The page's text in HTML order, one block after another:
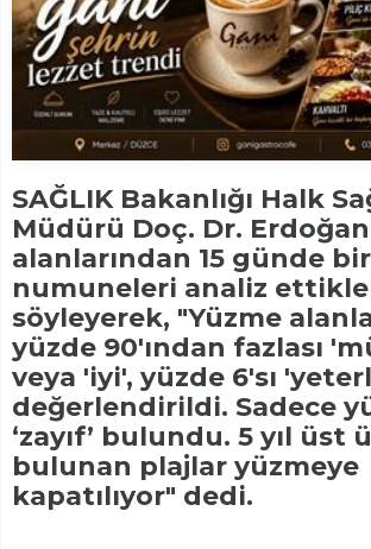
SAĞLIK Bakanlığı Halk
Müdürü Doç. Dr.
alanlarından 15 günde bir
numuneleri analiz
söyleyerek, "Yüzme
yüzde 90'ından fazlası
veya 'iyi', yüzde 6'sı
değerlendirildi. Sadece
‘zayıf’ bulundu. 5 yıl üst
bulunan plajlar yüzmeye
kapatılıyor" dedi.